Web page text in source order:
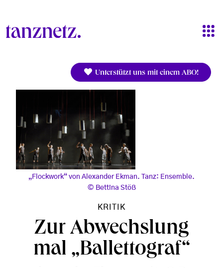
Unterstützt uns mit einem ABO!
„Flockwork“ von Alexander Ekman. Tanz: Ensemble.
Bettina Stöß
KRITIK
Zur Abwechslung
mal „Ballettograf“